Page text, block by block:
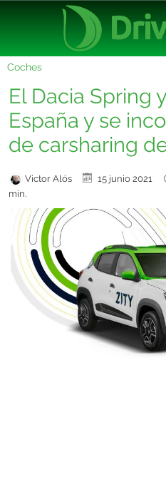
Coches
El Dacia Spring
España y se
de carsharing
Victor Alós 15 junio 2021
min.